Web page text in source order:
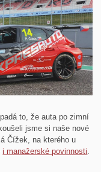
to, že auta po zimní
jsme si naše nové
Čížek, na kterého u
i manažerské povinnosti.